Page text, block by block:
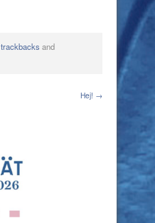
trackbacks and
Hej! →